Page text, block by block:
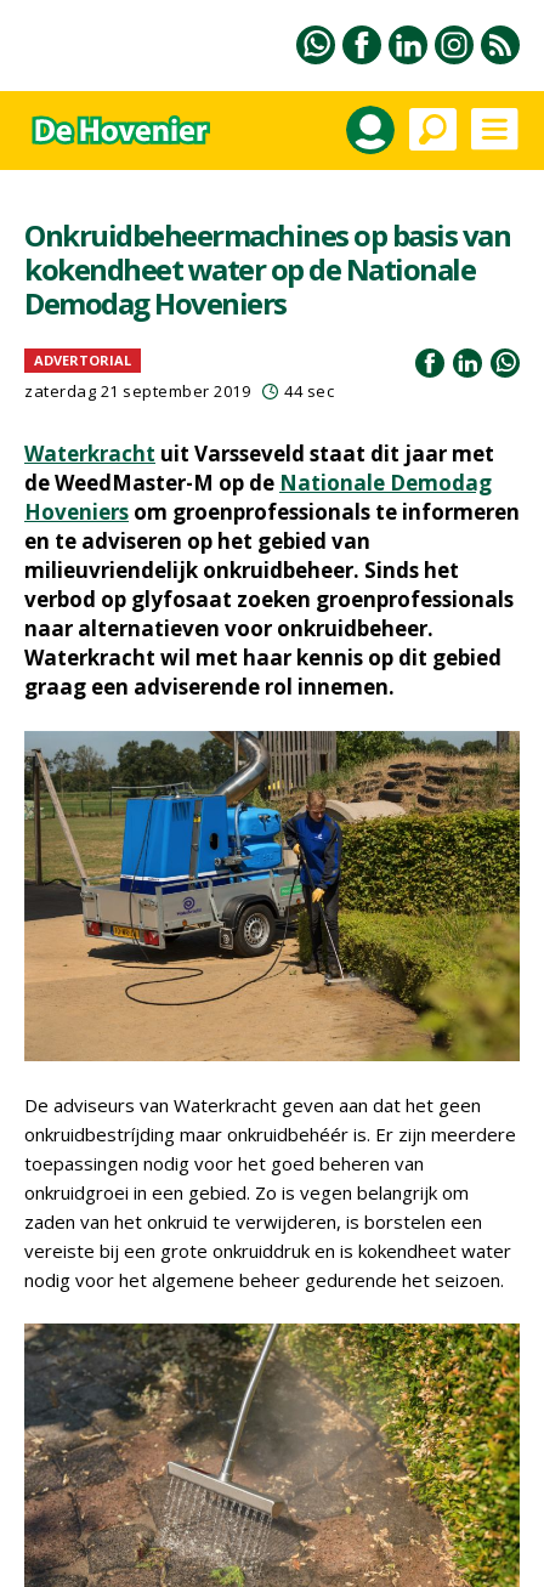
Onkruidbeheermachines op basis van
kokendheet water op de Nationale
Demodag Hoveniers
ADVERTORIAL
zaterdag 21 september 2019 44 sec
Waterkracht uit Varsseveld staat dit jaar met
de WeedMaster-M op de Nationale Demodag
Hoveniers om groenprofessionals te informeren
en te adviseren op het gebied van
milieuvriendelijk onkruidbeheer. Sinds het
verbod op glyfosaat zoeken groenprofessionals
naar alternatieven voor onkruidbeheer.
Waterkracht wil met haar kennis op dit gebied
graag een adviserende rol innemen.
De adviseurs van Waterkracht geven aan dat het geen
onkruidbestríjding maar onkruidbehéér is. Er zijn meerdere
toepassingen nodig voor het goed beheren van
onkruidgroei in een gebied. Zo is vegen belangrijk om
zaden van het onkruid te verwijderen, is borstelen een
vereiste bij een grote onkruiddruk en is kokendheet water
nodig voor het algemene beheer gedurende het seizoen.